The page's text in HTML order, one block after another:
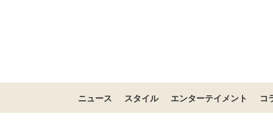
ニュース スタイル エンターテイメント コ